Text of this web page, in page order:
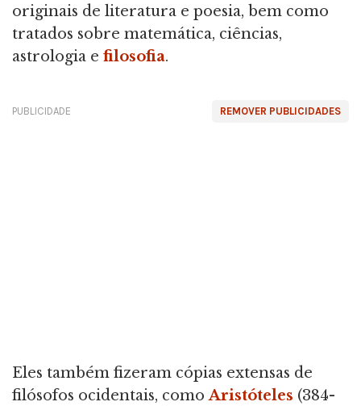
originais de literatura e poesia, bem como
tratados sobre matemática, ciências,
astrologia e filosofia.
REMOVER PUBLICIDADES
PUBLICIDADE
Eles também fizeram cópias extensas de
filósofos ocidentais, comoAristóteles (384-